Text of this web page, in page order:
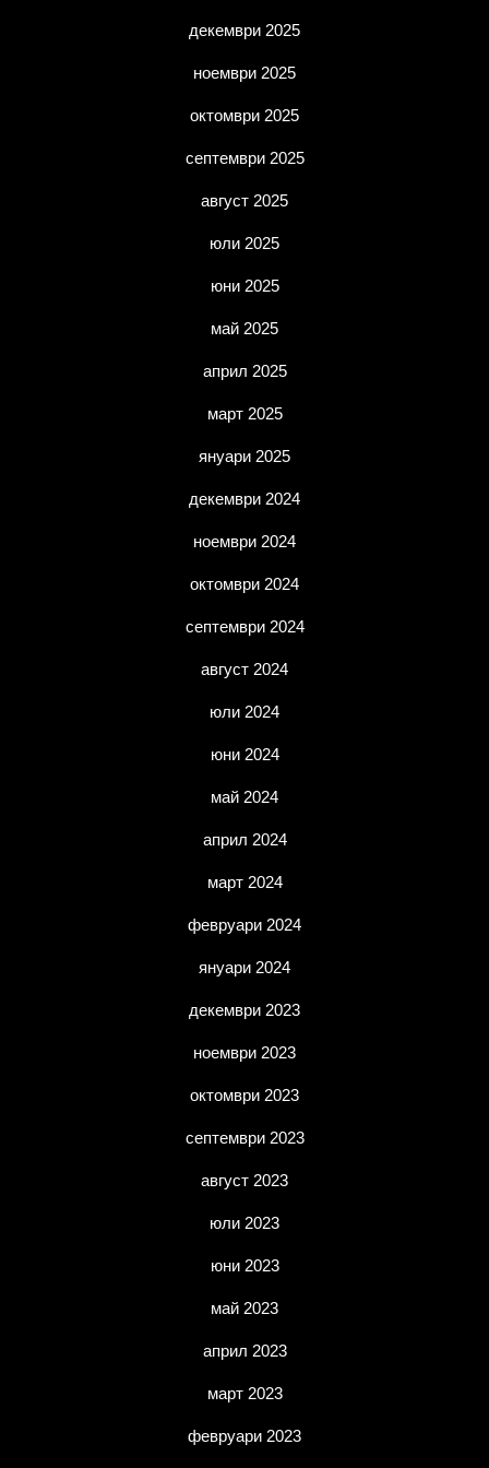
декември 2025
ноември 2025
октомври 2025
септември 2025
август 2025
юли 2025
юни 2025
май 2025
април 2025
март 2025
януари 2025
декември 2024
ноември 2024
октомври 2024
септември 2024
август 2024
юли 2024
юни 2024
май 2024
април 2024
март 2024
февруари 2024
януари 2024
декември 2023
ноември 2023
октомври 2023
септември 2023
август 2023
юли 2023
юни 2023
май 2023
април 2023
март 2023
февруари 2023